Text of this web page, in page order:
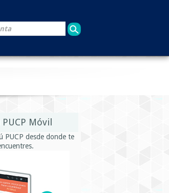
Móvil
PUCP desde donde te